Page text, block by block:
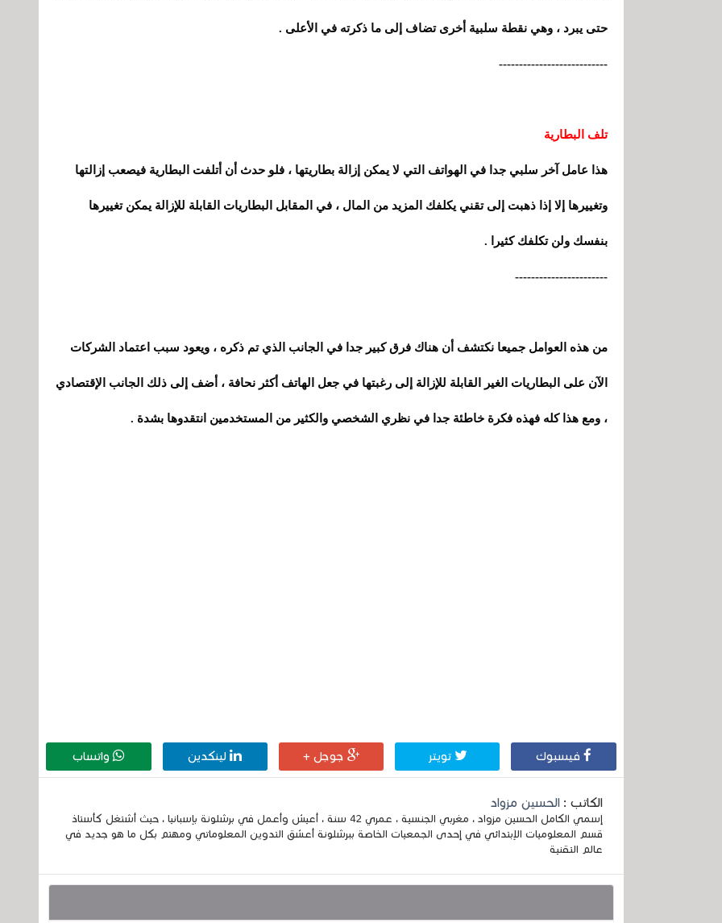
حتى يبرد ، وهي نقطة سلبية أخرى تضاف إلى ما ذكرته في الأعلى .
---------------------------
تلف البطارية
هذا عامل آخر سلبي جدا في الهواتف التي لا يمكن إزالة بطاريتها ، فلو حدث أن أتلفت البطارية فيصعب إزالتها
وتغييرها إلا إذا ذهبت إلى تقني يكلفك المزيد من المال ، في المقابل البطاريات القابلة للإزالة يمكن تغييرها
بنفسك ولن تكلفك كثيرا .
-----------------------
من هذه العوامل جميعا نكتشف أن هناك فرق كبير جدا في الجانب الذي تم ذكره ، ويعود سبب اعتماد الشركات
الآن على البطاريات الغير القابلة للإزالة إلى رغبتها في جعل الهاتف أكثر نحافة ، أضف إلى ذلك الجانب الإقتصادي
، ومع هذا كله فهذه فكرة خاطئة جدا في نظري الشخصي والكثير من المستخدمين انتقدوها بشدة .
فيسبوك تويتر جوجل + لينكدين واتساب
الكاتب : الحسين مزواد
إسمي الكامل الحسين مزواد ، مغربي الجنسية ، عمري 42 سنة ، أعيش وأعمل في برشلونة بإسبانيا ، حيث أشتغل كأستاذ
قسم المعلوميات الإبتدائي في إحدى الجمعيات الخاصة ببرشلونة أعشق التدوين المعلوماتي ومهتم بكل ما هو جديد في
عالم التقنية